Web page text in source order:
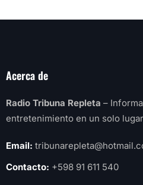
Acerca de
Radio Tribuna Repleta –
entretenimiento en un solo
Email:
Contacto: +598 91 611 540